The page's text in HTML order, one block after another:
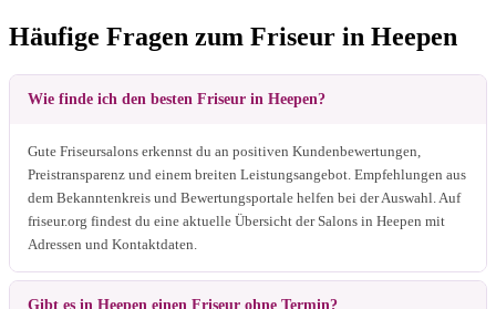
Häufige Fragen zum Friseur in Heepen
Wie finde ich den besten Friseur in Heepen?
Gute Friseursalons erkennst du an positiven Kundenbewertungen,
Preistransparenz und einem breiten Leistungsangebot. Empfehlungen aus
dem Bekanntenkreis und Bewertungsportale helfen bei der Auswahl. Auf
friseur.org findest du eine aktuelle Übersicht der Salons in Heepen mit
Adressen und Kontaktdaten.
Gibt es in Heepen einen Friseur ohne Termin?